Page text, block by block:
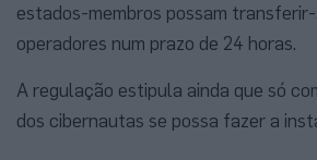
estados-membros possam
operadores num prazo de 24 horas.
A regulação estipula ainda que só
dos cibernautas se possa fazer a